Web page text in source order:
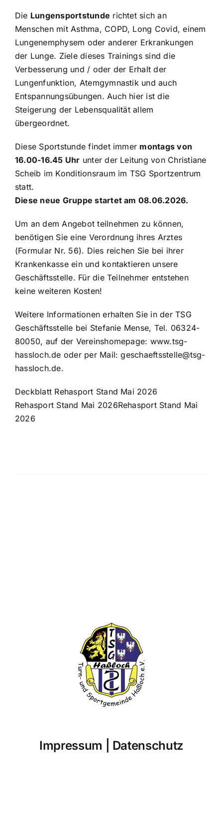
Die Lungensportstunde richtet sich an
Menschen mit Asthma, COPD, Long Covid, einem
Lungenemphysem oder anderer Erkrankungen
der Lunge. Ziele dieses Trainings sind die
Verbesserung und / oder der Erhalt der
Lungenfunktion, Atemgymnastik und auch
Entspannungsübungen. Auch hier ist die
Steigerung der Lebensqualität allem
übergeordnet.
Diese Sportstunde findet immer montags von
16.00-16.45 Uhr unter der Leitung von Christiane
Scheib im Konditionsraum im TSG Sportzentrum
statt.
Diese neue Gruppe startet am 08.06.2026.
Um an dem Angebot teilnehmen zu können,
benötigen Sie eine Verordnung ihres Arztes
(Formular Nr. 56). Dies reichen Sie bei ihrer
Krankenkasse ein und kontaktieren unsere
Geschäftsstelle. Für die Teilnehmer entstehen
keine weiteren Kosten!
Weitere Informationen erhalten Sie in der TSG
Geschäftsstelle bei Stefanie Mense, Tel. 06324-
80050, auf der Vereinshomepage: www.tsg-
hassloch.de oder per Mail:geschaeftsstelle@tsg-
hassloch.de.
Deckblatt Rehasport Stand Mai 2026
Rehasport Stand Mai 2026Rehasport Stand Mai
2026
Impressum Datenschutz